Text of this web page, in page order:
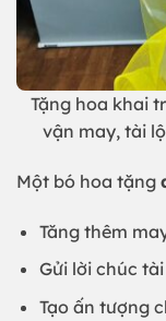
Tặng hoa khai
vận may, tài
Một bó hoa tặng
Tăng thêm
Gửi lời chúc
Tạo ấn tượng